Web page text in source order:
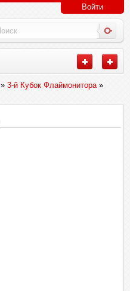
Войти
» 3-й Кубок Флаймонитора»